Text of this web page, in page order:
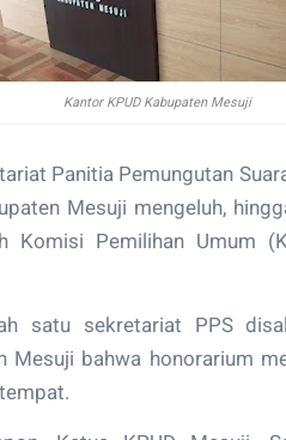
Kantor KPUD Kabupaten Mesuji
Panitia Pemungutan
Mesuji mengeluh,
Komisi Pemilihan Umum
satu sekretariat PPS
Mesuji bahwa honorarium